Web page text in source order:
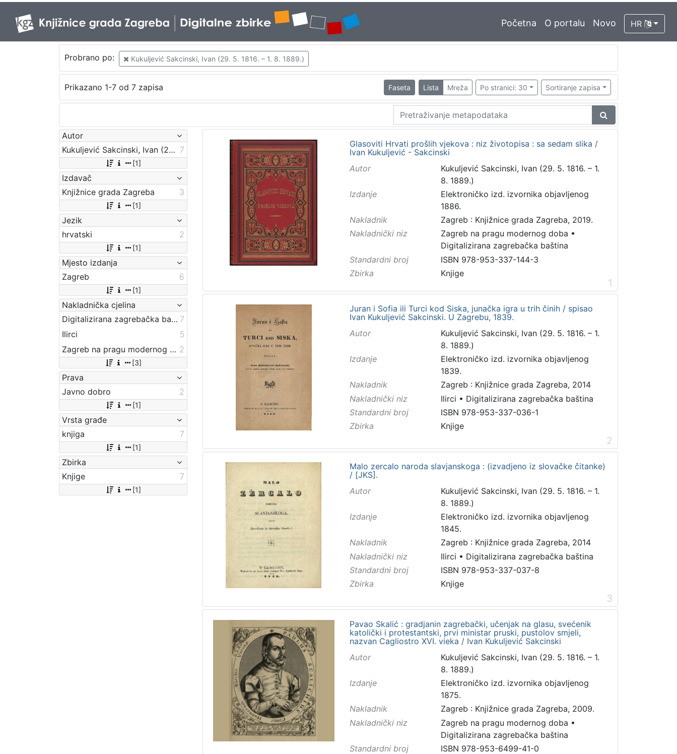
Početna O portalu Novo HR
Probrano po: Kukuljević Sakcinski, Ivan (29. 5. 1816. – 1. 8. 1889.)
Prikazano 1-7 od 7 zapisa Faseta Lista Mreža Po stranici: 30 Sortiranje zapisa
Autor
Kukuljević Sakcinski, Ivan (29. 5. 1816. – 1. 8. 1889.) 7
[1]
Izdavač
Knjižnice grada Zagreba
3
[1]
Jezik
hrvatski
2
[1]
Mjesto izdanja
Zagreb
6
[1]
Nakladnička cjelina
Digitalizirana zagrebačka baština 7
Ilirci
5
Zagreb na pragu modernog doba 2
[3]
Prava
Javno dobro
2
[1]
Vrsta građe
knjiga
7
[1]
Zbirka
Knjige
7
[1]
Glasoviti Hrvati prošlih vjekova : niz životopisa : sa sedam slika /
Ivan Kukuljević - Sakcinski
Autor
Kukuljević Sakcinski, Ivan (29. 5. 1816. – 1.
8. 1889.)
Izdanje
Elektroničko izd. izvornika objavljenog
1886.
Nakladnik
Zagreb : Knjižnice grada Zagreba, 2019.
Nakladnički niz
Zagreb na pragu modernog doba •
Digitalizirana zagrebačka baština
Standardni broj
ISBN 978-953-337-144-3
Zbirka
Knjige
1
Juran i Sofia ili Turci kod Siska, junačka igra u trih činih / spisao
Ivan Kukuljević Sakcinski. U Zagrebu, 1839.
Autor
Kukuljević Sakcinski, Ivan (29. 5. 1816. – 1.
8. 1889.)
Izdanje
Elektroničko izd. izvornika objavljenog
1839.
Nakladnik
Zagreb : Knjižnice grada Zagreba, 2014
Nakladnički niz
Ilirci • Digitalizirana zagrebačka baština
Standardni broj
ISBN 978-953-337-036-1
Zbirka
Knjige
2
Malo zercalo naroda slavjanskoga : (izvadjeno iz slovačke čitanke)
/ [JKS].
Autor
Kukuljević Sakcinski, Ivan (29. 5. 1816. – 1.
8. 1889.)
Izdanje
Elektroničko izd. izvornika objavljenog
1845.
Nakladnik
Zagreb : Knjižnice grada Zagreba, 2014
Nakladnički niz
Ilirci • Digitalizirana zagrebačka baština
Standardni broj
ISBN 978-953-337-037-8
Zbirka
Knjige
3
Pavao Skalić : gradjanin zagrebački, učenjak na glasu, svećenik
katolički i protestantski, prvi ministar pruski, pustolov smjeli,
nazvan Cagliostro XVI. vieka / Ivan Kukuljević Sakcinski
Autor
Kukuljević Sakcinski, Ivan (29. 5. 1816. – 1.
8. 1889.)
Izdanje
Elektroničko izd. izvornika objavljenog
1875.
Nakladnik
Zagreb : Knjižnice grada Zagreba, 2009.
Nakladnički niz
Zagreb na pragu modernog doba •
Digitalizirana zagrebačka baština
Standardni broj
ISBN 978-953-6499-41-0